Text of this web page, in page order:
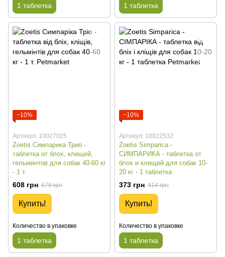
1 таблетка 1 таблетка
−10%
Артикул: 10027025
Zoetis Симпарика Трио -
таблетка от блох, клещей,
гельминтов для собак 40-60 кг
- 1 т.
608 грн 676 грн
Купить!
Количество в упаковке
1 таблетка
−10%
Артикул: 10022532
Zoetis Simparica -
СИМПАРИКА - таблетка от
блох и клещей для собак 10-
20 кг - 1 таблетка
373 грн 414 грн
Купить!
Количество в упаковке
1 таблетка